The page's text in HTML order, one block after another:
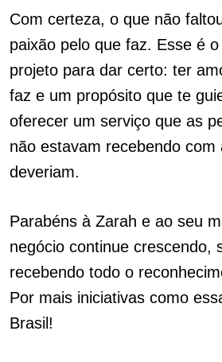
Com certeza, o que não
paixão pelo que faz. Esse é
projeto para dar certo: ter
faz e um propósito que te
oferecer um serviço que as
não estavam recebendo com
deveriam.
Parabéns à Zarah e ao seu
negócio continue crescendo,
recebendo todo o
Por mais iniciativas como
Brasil!